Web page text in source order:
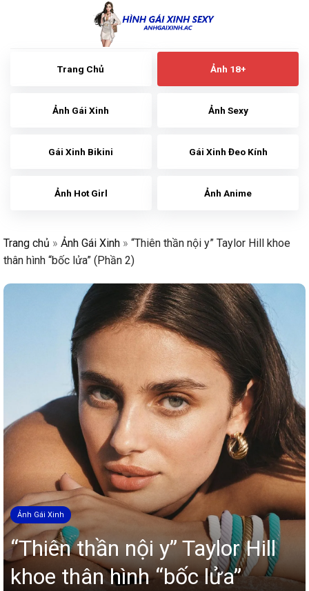
Trang Chủ Ảnh 18+
Ảnh Gái Xinh Ảnh Sexy
Gái Xinh Bikini Gái Xinh Đeo Kính
Ảnh Hot Girl Ảnh Anime
Trang chủ » Ảnh Gái Xinh » “Thiên thần nội y” Taylor Hill khoe
thân hình “bốc lửa” (Phần 2)
Ảnh Gái Xinh
“Thiên thần nội y” Taylor Hill
khoe thân hình “bốc lửa”